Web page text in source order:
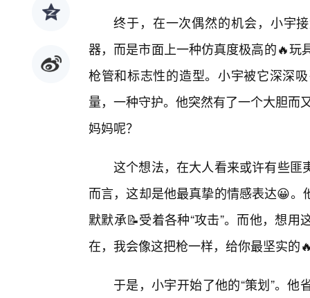
终于，在一次偶然的机会，小宇
器，而是市面上一种仿真度极高的🔥玩
枪管和标志性的造型。小宇被它深深
量，一种守护。他突然有了一个大胆而
妈妈呢？
这个想法，在大人看来或许有些匪
而言，这却是他最真挚的情感表达😀
默默承📝受着各种“攻击”。而他，想用
在，我会像这把枪一样，给你最坚实的
于是，小宇开始了他的“策划”。